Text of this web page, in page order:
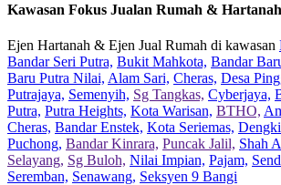
Kawasan Fokus Jualan Rumah & Hartanah
Ejen Hartanah & Ejen Jual Rumah di kawasan
Bandar Seri Putra, Bukit Mahkota, Bandar
Baru Putra Nilai, Alam Sari, Cheras, Desa
Putrajaya, Semenyih, Sg Tangkas, Cyberjaya,
Putra, Putra Heights, Kota Warisan, BTHO,
Cheras, Bandar Enstek, Kota Seriemas,
Puchong, Bandar Kinrara, Puncak Jalil, Shah
Selayang, Sg Buloh, Nilai Impian, Pajam,
Seremban, Senawang, Seksyen 9 Bangi